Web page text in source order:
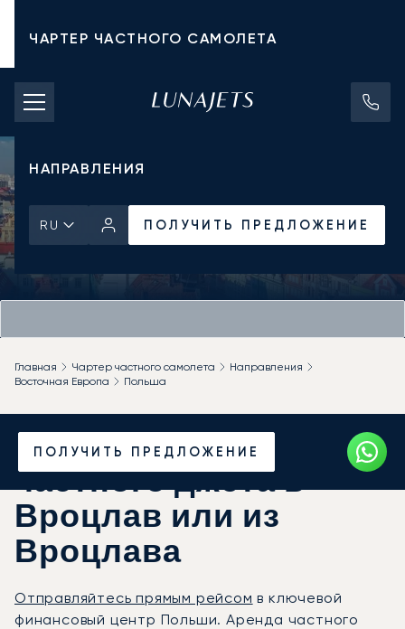
ЧАРТЕР ЧАСТНОГО САМОЛЕТА
СТОИМОСТЬ ЧАРТЕРА
ЧАСТНЫЕ САМОЛЕТЫ
НАПРАВЛЕНИЯ
RU ПОЛУЧИТЬ ПРЕДЛОЖЕНИЕ
ПОЛУЧИТЬ ПРЕДЛОЖЕНИЕ
Главная Чартер частного самолета
Направления
Восточная Европа
Польша
Закажите аренду
частного джета в
Вроцлав или из
Вроцлава
Отправляйтесь прямым рейсом в ключевой
финансовый центр Польши. Аренда частного